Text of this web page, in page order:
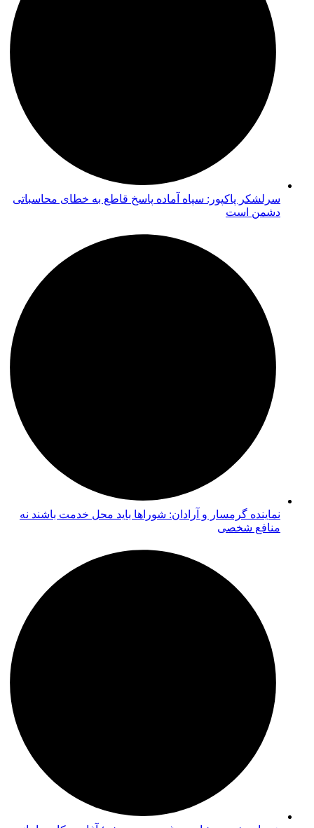
سرلشکر پاکپور: سپاه آماده پاسخ قاطع به خطای محاسباتی
دشمن است
نماینده گرمسار و آرادان: شوراها باید محل خدمت باشند نه
منافع شخصی